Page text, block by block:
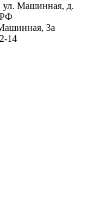
ул. Машинная, д.
3а
14